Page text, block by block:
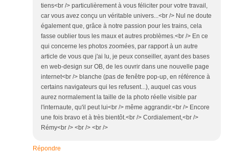
tiens<br /> particulièrement à vous féliciter pour votre travail,
car vous avez conçu un véritable univers...<br /> Nul ne doute
également que, grâce à notre passion pour les trains, cela
fasse oublier tous les maux et autres problèmes.<br /> En ce
qui concerne les photos zoomées, par rapport à un autre
article de vous que j'ai lu, je peux conseiller, ayant des bases
en web-design sur OB, de les ouvrir dans une nouvelle page
internet<br /> blanche (pas de fenêtre pop-up, en référence à
certains navigateurs qui les refusent...), auquel cas vous
aurez normalement la taille de la photo réelle visible par
l'internaute, qu'il peut lui<br /> même aggrandir.<br /> Encore
une fois bravo et à très bientôt.<br /> Cordialement,<br />
Rémy<br /> <br /> <br />
Répondre